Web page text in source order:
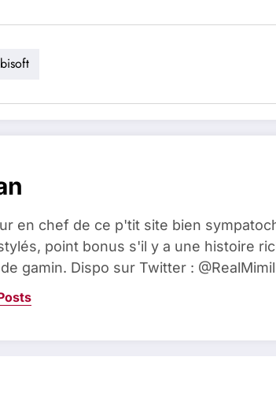
en chef de ce p'tit site bien
point bonus s'il y a une histoire
gamin. Dispo sur Twitter : @RealMimil